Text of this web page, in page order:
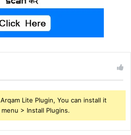
Lite Plugin, You can install it
> Install Plugins.